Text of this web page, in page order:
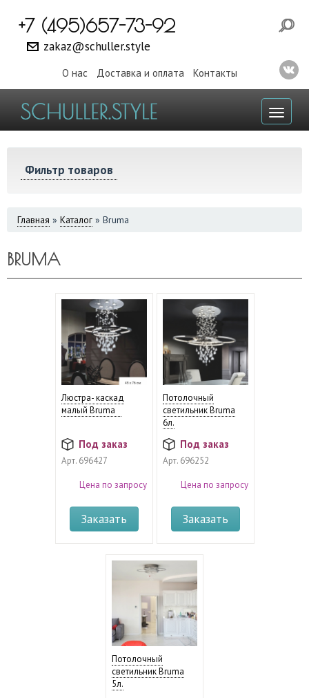
+7 (495)657-73-92
zakaz@schuller.style
О нас Доставка и оплата Контакты
Фильтр товаров
ВЫ
Главная » Каталог » Bruma
BRUMA
Люстра- каскад
малый Bruma
Под заказ
Арт.696427
Цена по запросу
Заказать
Потолочный
светильник Bruma
6л.
Под заказ
Арт.696252
Цена по запросу
Заказать
Потолочный
светильник Bruma
5л.